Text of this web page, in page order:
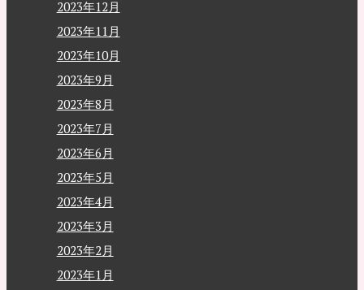
2023年12月
2023年11月
2023年10月
2023年9月
2023年8月
2023年7月
2023年6月
2023年5月
2023年4月
2023年3月
2023年2月
2023年1月